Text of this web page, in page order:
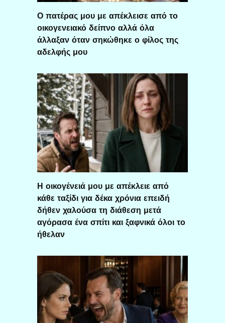
Ο πατέρας μου με απέκλεισε από το
οικογενειακό δείπνο αλλά όλα
άλλαξαν όταν σηκώθηκε ο φίλος της
αδελφής μου
Η οικογένειά μου με απέκλειε από
κάθε ταξίδι για δέκα χρόνια επειδή
δήθεν χαλούσα τη διάθεση μετά
αγόρασα ένα σπίτι και ξαφνικά όλοι το
ήθελαν